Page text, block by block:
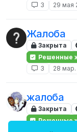
3
29 мая
Жалоба
Закрыта
Решенные
3
28 мар.
жалоба
Закрыта
Решенные